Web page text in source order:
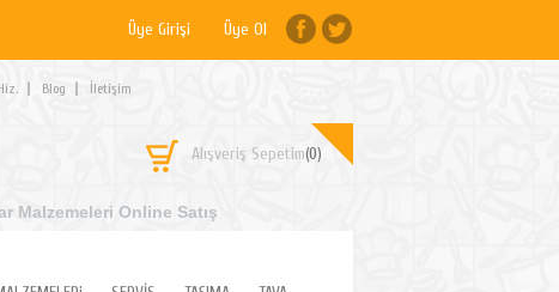
Üye Girişi Üye Ol
Blog İletişim
Alışveriş Sepetim(0)
Malzemeleri Online Satış